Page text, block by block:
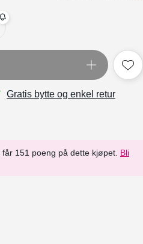
Gratis bytte og enkel retur
151 poeng på dette kjøpet. Bli